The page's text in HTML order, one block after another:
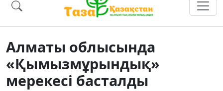
Алматы облысында
«Қымызмұрындық»
мерекесі басталды